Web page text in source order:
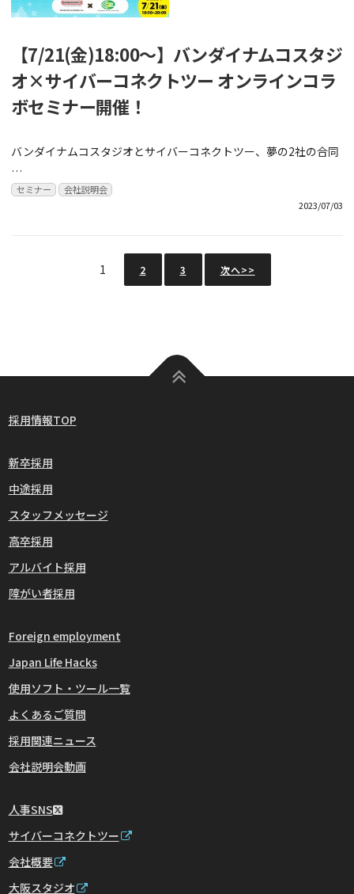
【7/21(金)18:00～】バンダイナムコスタジ
オ×サイバーコネクトツー オンラインコラ
ボセミナー開催！
バンダイナムコスタジオとサイバーコネクトツー、夢の2社の合同
…
セミナー
会社説明会
2023/07/03
1 2 3 次へ>>
採用情報TOP
新卒採用
中途採用
スタッフメッセージ
高卒採用
アルバイト採用
障がい者採用
Foreign employment
Japan Life Hacks
使用ソフト・ツール一覧
よくあるご質問
採用関連ニュース
会社説明会動画
人事SNS
サイバーコネクトツー
会社概要
大阪スタジオ